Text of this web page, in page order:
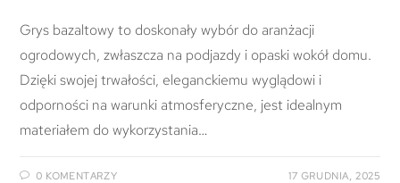
Grys bazaltowy to doskonały wybór do aranżacji
ogrodowych, zwłaszcza na podjazdy i opaski wokół domu.
Dzięki swojej trwałości, eleganckiemu wyglądowi i
odporności na warunki atmosferyczne, jest idealnym
materiałem do wykorzystania…
0 KOMENTARZY 17 GRUDNIA, 2025